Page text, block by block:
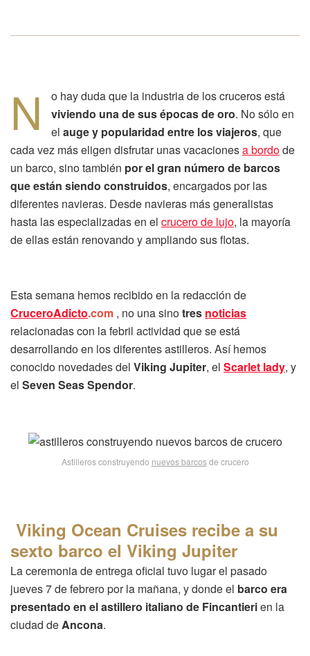
N
o hay duda que la industria de los cruceros está
viviendo una de sus épocas de oro. No sólo en
el auge y popularidad entre los viajeros, que
cada vez más eligen disfrutar unas vacacionesa bordode
un barco, sino también por el gran número de barcos
que están siendo construidos, encargados por las
diferentes navieras. Desde navieras más generalistas
hasta las especializadas en el crucero de lujo, la mayoría
de ellas están renovando y ampliando sus flotas.
Esta semana hemos recibido en la redacción de
CruceroAdicto.com , no una sinotres noticias
relacionadas con la febril actividad que se está
desarrollando en los diferentes astilleros. Así hemos
conocido novedades del Viking Jupiter, el Scarlet lady, y
el Seven Seas Spendor.
Astilleros construyendo nuevos barcosde crucero
Viking Ocean Cruises recibe a su
sexto barco el Viking Jupiter
La ceremonia de entrega oficial tuvo lugar el pasado
jueves 7 de febrero por la mañana, y donde el barco era
presentado en el astillero italiano de Fincantierien la
ciudad deAncona.